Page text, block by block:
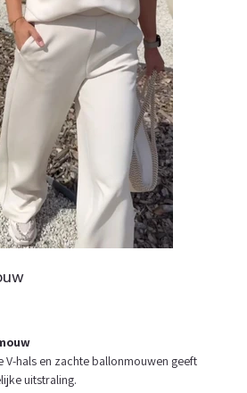
V-hals en zachte ballonmouwen geeft
uitstraling.